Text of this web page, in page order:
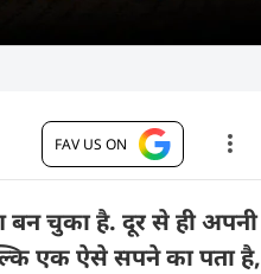
FAV US ON
बन चुका है. दूर से ही अपनी
एक ऐसे सपने का पता है,